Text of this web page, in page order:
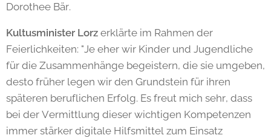
Dorothee Bär.
Kultusminister Lorz erklärte im Rahmen der
Feierlichkeiten: "Je eher wir Kinder und Jugendliche
für die Zusammenhänge begeistern, die sie umgeben,
desto früher legen wir den Grundstein für ihren
späteren beruflichen Erfolg. Es freut mich sehr, dass
bei der Vermittlung dieser wichtigen Kompetenzen
immer stärker digitale Hilfsmittel zum Einsatz